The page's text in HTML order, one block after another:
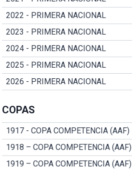
2022 - PRIMERA NACIONAL
2023 - PRIMERA NACIONAL
2024 - PRIMERA NACIONAL
2025 - PRIMERA NACIONAL
2026 - PRIMERA NACIONAL
COPAS
1917 - COPA COMPETENCIA (AAF)
1918 – COPA COMPETENCIA (AAF)
1919 – COPA COMPETENCIA (AAF)